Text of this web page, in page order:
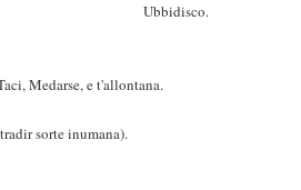
e t'allontana.
sorte inumana).